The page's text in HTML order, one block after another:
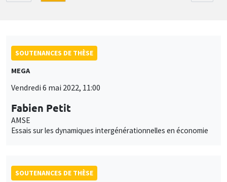
SOUTENANCES DE THÈSE
MEGA
Vendredi 6 mai 2022, 11:00
Fabien Petit
AMSE
Essais sur les dynamiques intergénérationnelles en économie
SOUTENANCES DE THÈSE